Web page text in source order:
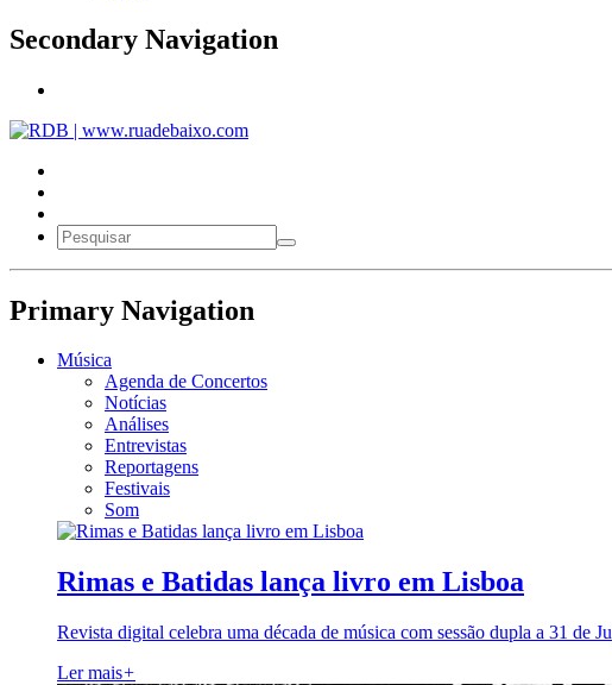
Secondary Navigation
Primary Navigation
Música
Agenda de Concertos
Notícias
Análises
Entrevistas
Reportagens
Festivais
Som
Rimas e Batidas lança livro em Lisboa
Revista digital celebra uma década de música com sessão dupla a 31 de Ju
Ler mais+